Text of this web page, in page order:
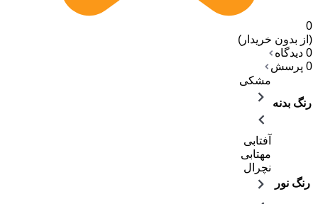
0
(از بدون خریدار)
0 دیدگاه
0 پرسش
رنگ بدنه
مشکی
رنگ نور
آفتابی
مهتابی
نچرال